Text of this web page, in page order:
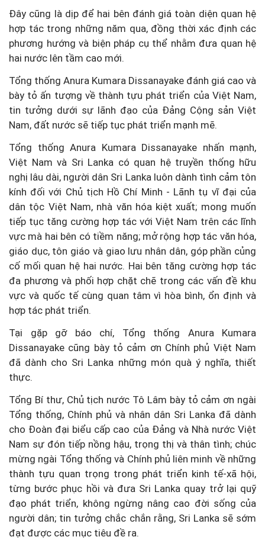
Đây cũng là dịp để hai bên đánh giá toàn diện quan hệ
hợp tác trong những năm qua, đồng thời xác định các
phương hướng và biện pháp cụ thể nhằm đưa quan hệ
hai nước lên tầm cao mới.
Tổng thống Anura Kumara Dissanayake đánh giá cao và
bày tỏ ấn tượng về thành tựu phát triển của Việt Nam,
tin tưởng dưới sự lãnh đạo của Đảng Cộng sản Việt
Nam, đất nước sẽ tiếp tục phát triển mạnh mẽ.
Tổng thống Anura Kumara Dissanayake nhấn mạnh,
Việt Nam và Sri Lanka có quan hệ truyền thống hữu
nghị lâu dài, người dân Sri Lanka luôn dành tình cảm tôn
kính đối với Chủ tịch Hồ Chí Minh - Lãnh tụ vĩ đại của
dân tộc Việt Nam, nhà văn hóa kiệt xuất; mong muốn
tiếp tục tăng cường hợp tác với Việt Nam trên các lĩnh
vực mà hai bên có tiềm năng; mở rộng hợp tác văn hóa,
giáo dục, tôn giáo và giao lưu nhân dân, góp phần củng
cố mối quan hệ hai nước. Hai bên tăng cường hợp tác
đa phương và phối hợp chặt chẽ trong các vấn đề khu
vực và quốc tế cùng quan tâm vì hòa bình, ổn định và
hợp tác phát triển.
Tại gặp gỡ báo chí, Tổng thống Anura Kumara
Dissanayake cũng bày tỏ cảm ơn Chính phủ Việt Nam
đã dành cho Sri Lanka những món quà ý nghĩa, thiết
thực.
Tổng Bí thư, Chủ tịch nước Tô Lâm bày tỏ cảm ơn ngài
Tổng thống, Chính phủ và nhân dân Sri Lanka đã dành
cho Đoàn đại biểu cấp cao của Đảng và Nhà nước Việt
Nam sự đón tiếp nồng hậu, trọng thị và thân tình; chúc
mừng ngài Tổng thống và Chính phủ liên minh về những
thành tựu quan trọng trong phát triển kinh tế-xã hội,
từng bước phục hồi và đưa Sri Lanka quay trở lại quỹ
đạo phát triển, không ngừng nâng cao đời sống của
người dân; tin tưởng chắc chắn rằng, Sri Lanka sẽ sớm
đạt được các mục tiêu đề ra.